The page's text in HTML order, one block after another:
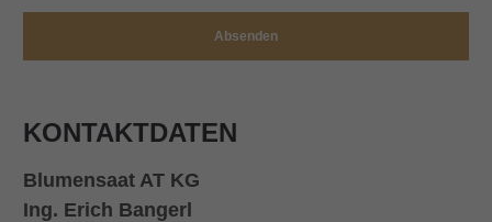
Absenden
KONTAKTDATEN
Blumensaat AT KG
Ing. Erich Bangerl